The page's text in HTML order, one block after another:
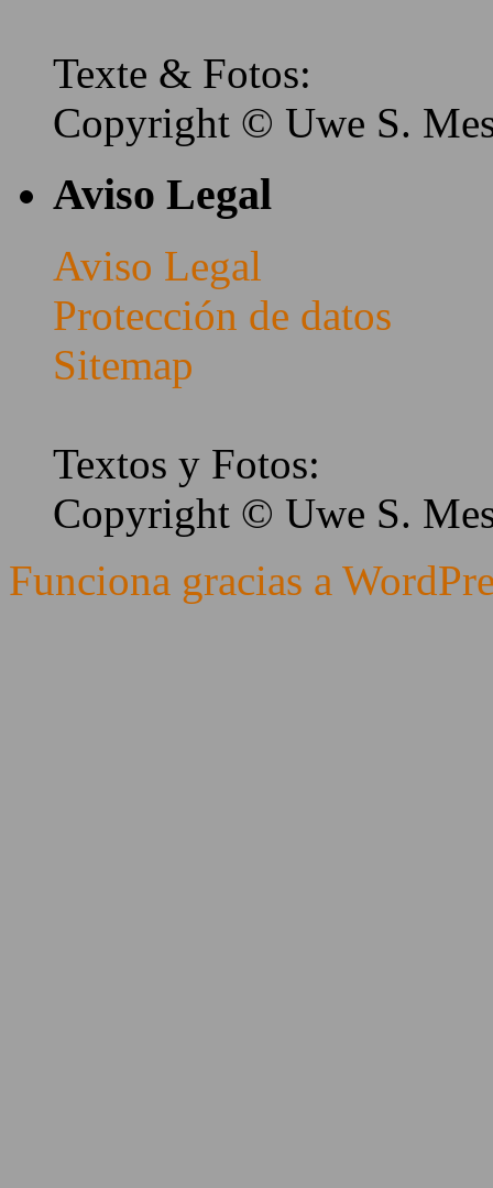
Texte & Fotos:
Copyright © Uwe S.
Aviso Legal
Aviso Legal
Protección de datos
Sitemap
Textos y Fotos:
Copyright © Uwe S.
Funciona gracias a